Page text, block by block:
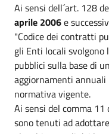
Ai sensi dell´art. 128
aprile 2006e
"Codice dei contratti
gli Enti locali svolgono
pubblici sulla base di
aggiornamenti annuali
normativa vigente.
Ai sensi del comma
sono tenuti ad